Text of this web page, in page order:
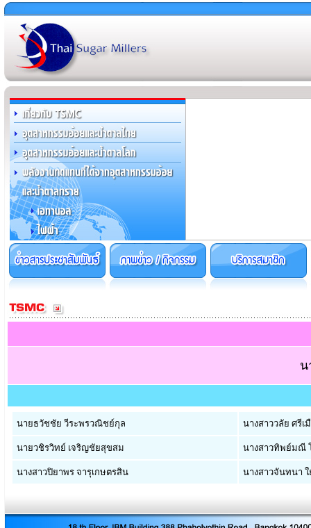
น
นายธวัชชัย วีระพรวณิชย์กุล นางสาววลัย ศรีเ
นายวชิรวิทย์ เจริญชัยสุขสม นางสาวทิพย์มณี
นางสาวปิยาพร จารุเกษตรสิน นางสาวจันทนา ใ